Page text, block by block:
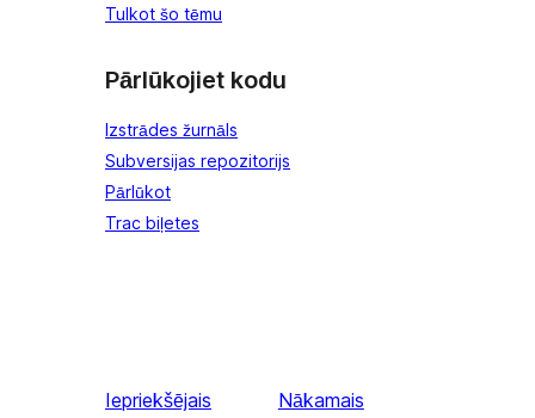
Tulkot šo tēmu
Pārlūkojiet kodu
Izstrādes žurnāls
Subversijas repozitorijs
Pārlūkot
Trac biļetes
Iepriekšējais
Nākamais